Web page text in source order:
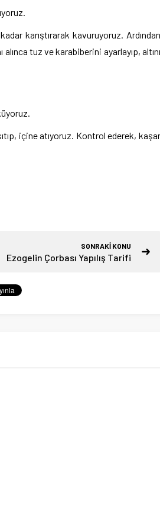
karıştırarak kavuruyoruz. Ardından
tuz ve karabiberini ayarlayıp, altını
içine atıyoruz. Kontrol ederek, kaşar
SONRAKİ KONU
Ezogelin Çorbası Yapılış Tarifi